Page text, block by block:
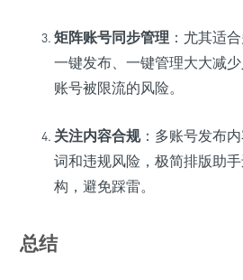
矩阵账号同步管理 ：尤其适
一键发布、一键管理大大减
账号被限流的风险。
关注内容合规：多账号发布
词和违规风险，极简排版助
构，避免踩雷。
总结